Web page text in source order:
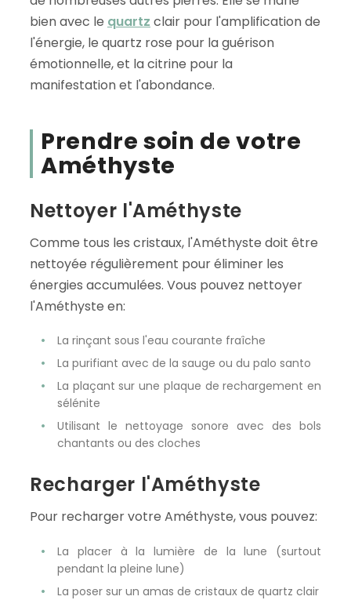
bien avec le quartz clair pour l'amplification de
l'énergie, le quartz rose pour la guérison
émotionnelle, et la citrine pour la
manifestation et l'abondance.
Prendre soin de votre
Améthyste
Nettoyer l'Améthyste
Comme tous les cristaux, l'Améthyste doit être
nettoyée régulièrement pour éliminer les
énergies accumulées. Vous pouvez nettoyer
l'Améthyste en:
La rinçant sous l'eau courante fraîche
La purifiant avec de la sauge ou du palo santo
La plaçant sur une plaque de rechargement en
sélénite
Utilisant le nettoyage sonore avec des bols
chantants ou des cloches
Recharger l'Améthyste
Pour recharger votre Améthyste, vous pouvez:
La placer à la lumière de la lune (surtout
pendant la pleine lune)
La poser sur un amas de cristaux de quartz clair